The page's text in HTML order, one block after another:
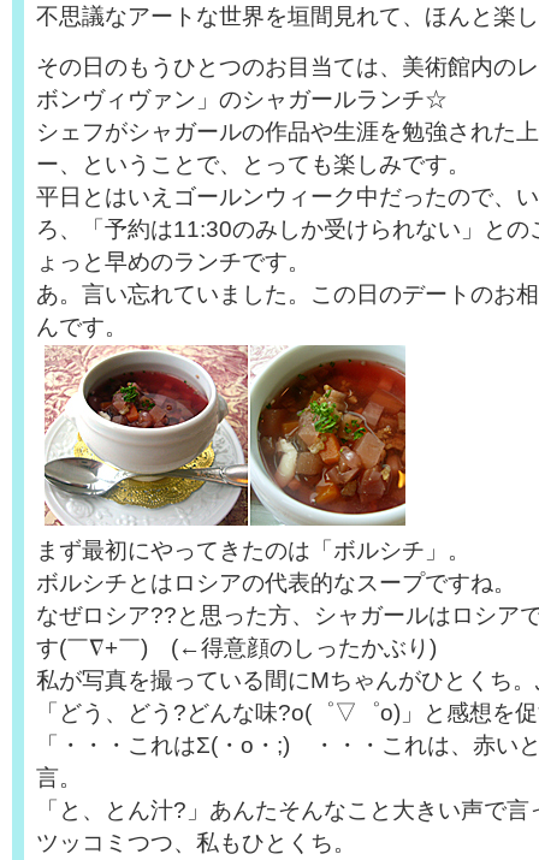
不思議なアートな世界を垣間見れて、ほんと楽
その日のもうひとつのお目当ては、美術館内の
ボンヴィヴァン」のシャガールランチ☆
シェフがシャガールの作品や生涯を勉強された
ー、ということで、とっても楽しみです。
平日とはいえゴールンウィーク中だったので、
ろ、「予約は11:30のみしか受けられない」との
ょっと早めのランチです。
あ。言い忘れていました。この日のデートのお
んです。
まず最初にやってきたのは「ボルシチ」。
ボルシチとはロシアの代表的なスープですね。
なぜロシア??と思った方、シャガールはロシア
す(￣∇+￣) (←得意顔のしったかぶり)
私が写真を撮っている間にMちゃんがひとくち
「どう、どう?どんな味?o(゜▽゜o)」と感想を
「・・・これはΣ(・o・;) ・・・これは、赤い
言。
「と、とん汁?」あんたそんなこと大きい声で
ツッコミつつ、私もひとくち。